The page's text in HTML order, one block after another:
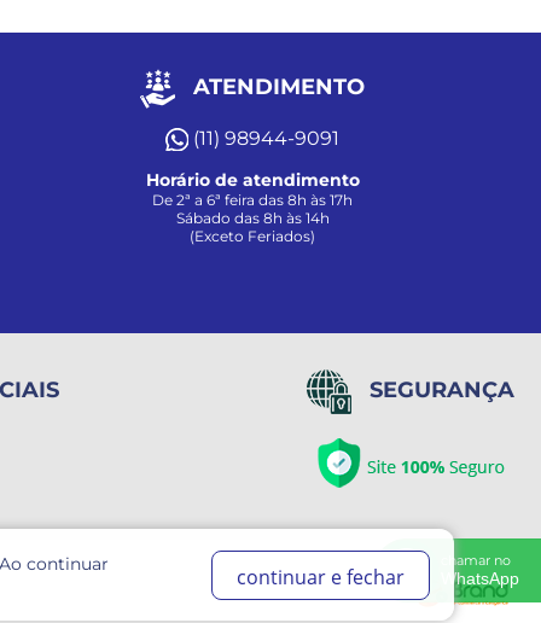
chamar no
WhatsApp
continuar continuar e fechar
ATENDIMENTO
(11) 98944-9091
Horário de atendimento
De 2ª a 6ª feira das 8h às 17h
Sábado das 8h às 14h
(Exceto Feriados)
SEGURANÇA